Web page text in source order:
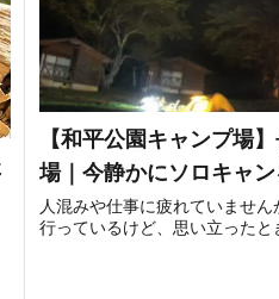
【和平公園キャンプ場
場｜今静かにソロキャ
人混みや仕事に疲れていませ
行っているけど、思い立った